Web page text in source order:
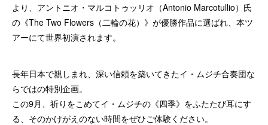
より、アントニオ・マルコトゥッリオ（Antonio Marcotullio）氏
の《The Two Flowers（二輪の花）》が優勝作品に選ばれ、本ツ
アーにて世界初演されます。
長年日本で親しまれ、深い信頼を築いてきたイ・ムジチ合奏団な
らではの特別企画。
この9月、祈りをこめてイ・ムジチの《四季》をふたたび耳にす
る、そのかけがえのない時間をぜひご体験ください。